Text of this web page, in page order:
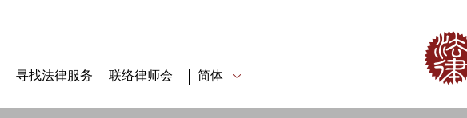
寻找法律服务 联络律师会 简体